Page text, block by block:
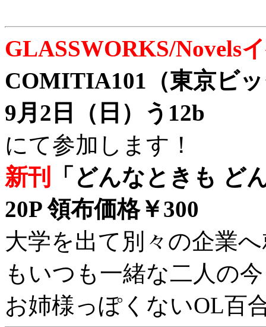
GLASSWORKS/Novels
COMITIA101（東京ビ
9月2日（日）う12b
にて参加します！
新刊
「どんなときも ど
20P 領布価格￥300
大学を出て別々の企業
もいつも一緒な二人の
お姉様っぽくないOL百